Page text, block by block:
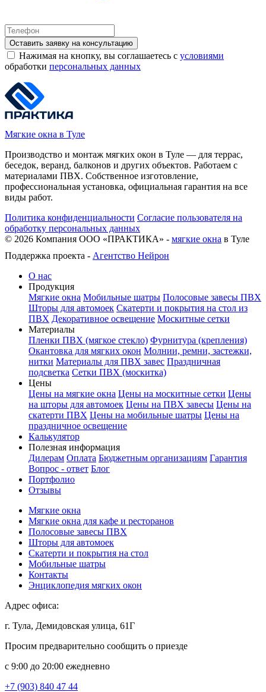
Оставить заявку на консультацию
Нажимая на кнопку, вы соглашаетесь с условиями
обработки персональных данных
Мягкие окна в Туле
Производство и монтаж мягких окон в Туле — для террас,
беседок, веранд, балконов и других объектов. Работаем с
материалами ПВХ. Собственное изготовление,
профессиональная установка, официальная гарантия на все
виды работ.
Политика конфиденциальности Согласие пользователя на
обработку персональных данных
© 2026 Компания ООО «ПРАКТИКА» - мягкие окна в Туле
Поддержка проекта - Агентство Нейрон
О нас
Продукция
Мягкие окна Мобильные шатры Полосовые завесы ПВХ
Шторы для автомоек Скатерти и покрытия на стол из
ПВХ Декоративное освещение Москитные сетки
Материалы
Пленки ПВХ (мягкое стекло) Фурнитура (крепления)
Окантовка для мягких окон Молнии, ремни, застежки,
нитки Материалы для ПВХ завес Праздничная
подсветка Сетки ПВХ (москитка)
Цены
Цены на мягкие окна Цены на москитные сетки Цены
на шторы для автомоек Цены на ПВХ завесы Цены на
скатерти ПВХ Цены на мобильные шатры Цены на
праздничное освещение
Калькулятор
Полезная информация
Дилерам Оплата Бюджетным организациям Гарантия
Вопрос - ответ Блог
Портфолио
Отзывы
Мягкие окна
Мягкие окна для кафе и ресторанов
Полосовые завесы ПВХ
Шторы для автомоек
Скатерти и покрытия на стол
Мобильные шатры
Контакты
Энциклопедия мягких окон
Адрес офиса:
г. Тула, Демидовская улица, 61Г
Просим предварительно сообщить о приезде
c 9:00 до 20:00 ежедневно
+7 (903) 840 47 44